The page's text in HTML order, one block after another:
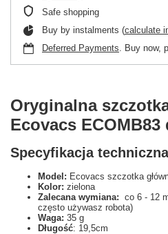
Safe shopping
Buy by instalments (calculate
Deferred Payments. Buy now,
Oryginalna
Ecovacs
Specyfikacja
Model: Ecovacs szczotka
Kolor: zielona
Zalecana wymiana: co 6 - 12
często używasz robota)
Waga: 35 g
Długość: 19,5cm